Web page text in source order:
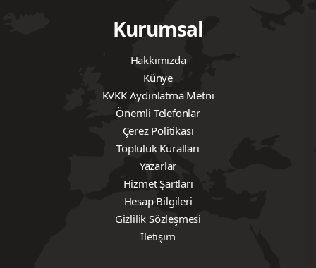
Kurumsal
Hakkımızda
Künye
KVKK Aydınlatma Metni
Önemli Telefonlar
Çerez Politikası
Topluluk Kuralları
Yazarlar
Hizmet Şartları
Hesap Bilgileri
Gizlilik Sözleşmesi
İletişim